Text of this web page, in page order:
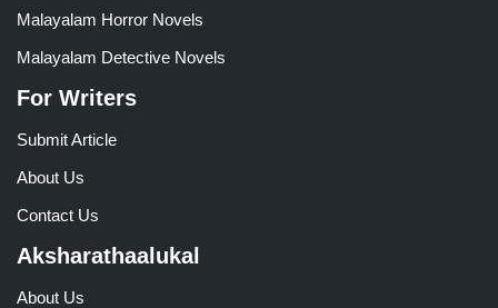
Malayalam Horror Novels
Malayalam Detective Novels
For Writers
Submit Article
About Us
Contact Us
Aksharathaalukal
About Us